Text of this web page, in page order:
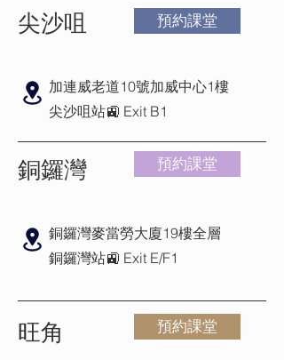
尖沙咀 預約課堂
加連威老道10號加威中心1樓
尖沙咀站🚉 Exit B1
銅鑼灣 預約課堂
銅鑼灣麥當勞大廈19樓全層
銅鑼灣站🚉 Exit E/F1
旺角 預約課堂